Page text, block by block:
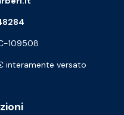
109508
interamente versato